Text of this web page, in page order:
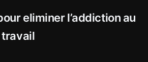
eliminer l’addiction au
travail